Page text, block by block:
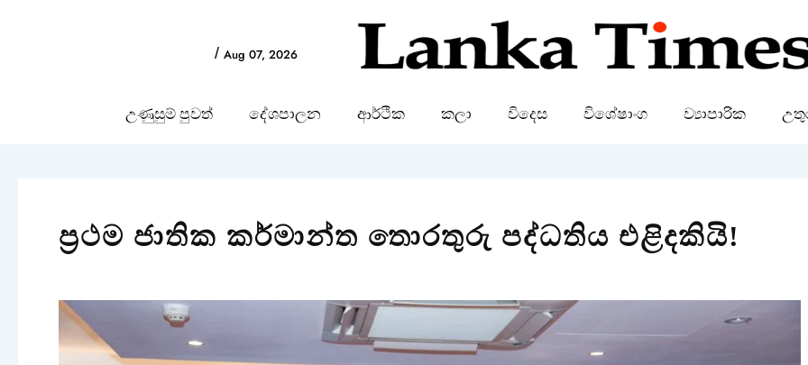
/ Aug 07, 2026
උණුසුම් පුවත් දේශපාලන ආර්ථික කලා විදෙස විශේෂාංග ව්‍යාපාරික
ප්‍රථම ජාතික කර්මාන්ත තොරතුරු පද්ධතිය එළිදකියි!